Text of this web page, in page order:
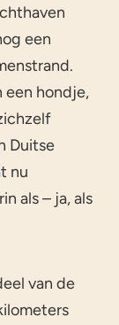
een
een hondje,
Duitse
nu
als – ja, als
van de